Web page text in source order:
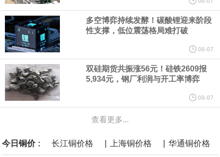
据报道，威刚近日在法说会上表示，在需求增加、价格走高及货源
稳定的三大有利因素带动下，预期第3季度营运将优于第2季度，并
进一步扩大全年营运成果。
美国国会预算办公室（CBO）于当地时间5日发布报告称，美国海军
计划建造的15艘核动力“特朗普级”（Trump-class）战列舰，从研发
到采购的总费用可能高达2750亿美元，为美国有史以来最昂贵的水
多空博弈持续发酵！碳酸锂迎来阶段
性支撑，低位震荡格局难打破
08-07
双硅期货共振涨56元！硅铁2609报
5,934元，钢厂利润与开工率博弈
08-07
查看更多...
今日铜价 : 长江铜价格 | 上海铜价格 | 华通铜价格